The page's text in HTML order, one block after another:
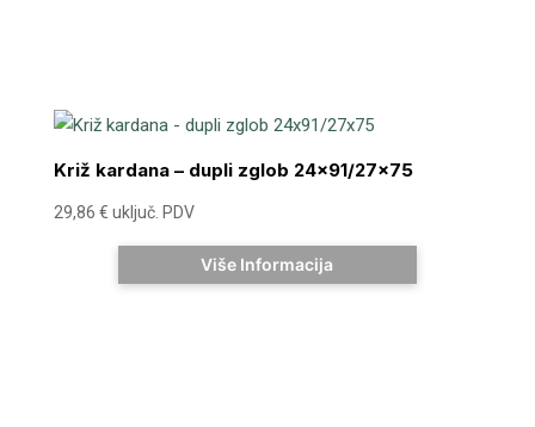
Križ kardana – dupli zglob 24×91/27×75
29,86 € uključ. PDV
Više Informacija